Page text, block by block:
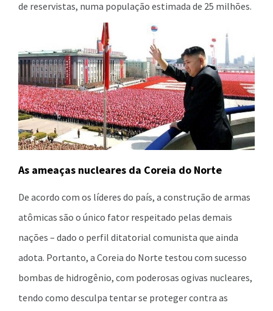
de reservistas, numa população estimada de 25 milhões.
As ameaças nucleares da Coreia do Norte
De acordo com os líderes do país, a construção de armas
atômicas são o único fator respeitado pelas demais
nações – dado o perfil ditatorial comunista que ainda
adota. Portanto, a Coreia do Norte testou com sucesso
bombas de hidrogênio, com poderosas ogivas nucleares,
tendo como desculpa tentar se proteger contra as